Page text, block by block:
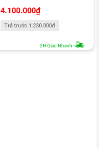
4.100.000₫
Trả trước 1.230.000đ
2H Giao Nhanh